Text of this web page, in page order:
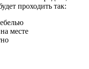
проходить так:
месте